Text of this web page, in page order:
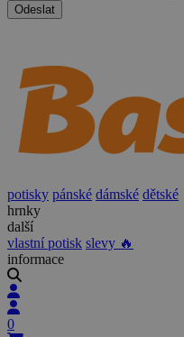
Odeslat
potisky pánské dámské dětské
hrnky
další
vlastní potisk slevy 🔥
informace
0